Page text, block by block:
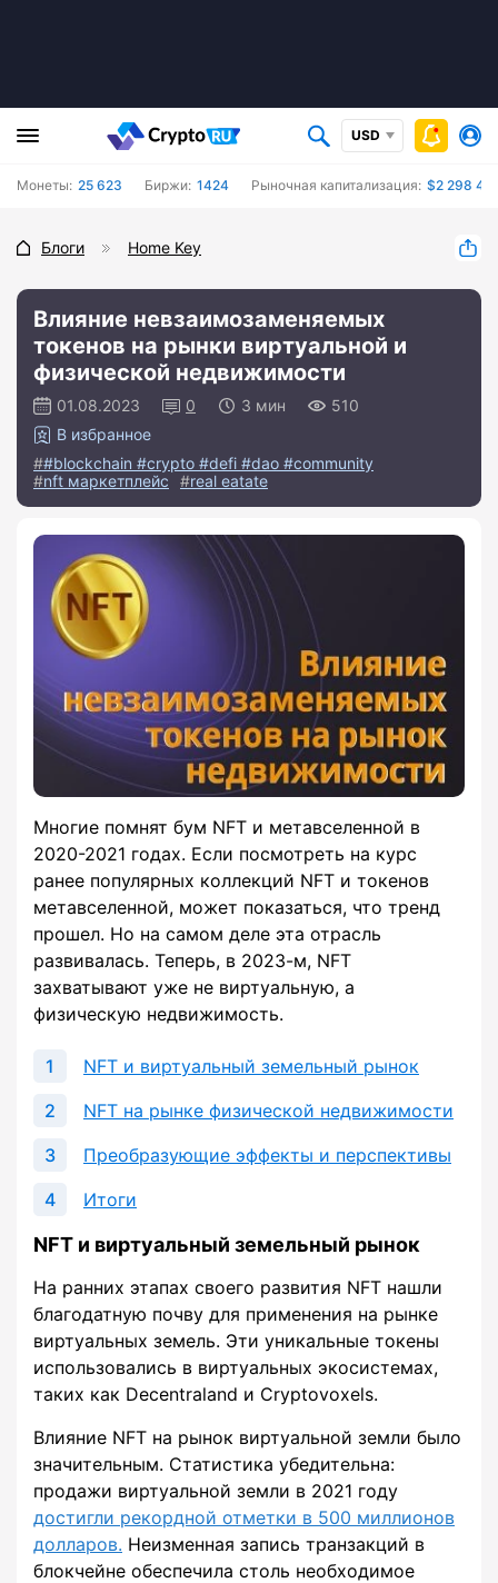
USD
Монеты: 25 623 Биржи: 1424 Рыночная капитализация: $2 298
Блоги Home Key
Влияние невзаимозаменяемых
токенов на рынки виртуальной и
физической недвижимости
01.08.2023 0 3 мин
510
В избранное
#blockchain #crypto #defi #dao #community
nft маркетплейс
real eatate
Многие помнят бум NFT и метавселенной в
2020-2021 годах. Если посмотреть на курс
ранее популярных коллекций NFT и токенов
метавселенной, может показаться, что тренд
прошел. Но на самом деле эта отрасль
развивалась. Теперь, в 2023-м, NFT
захватывают уже не виртуальную, а
физическую недвижимость.
NFT и виртуальный земельный рынок
NFT на рынке физической недвижимости
Преобразующие эффекты и перспективы
Итоги
NFT и виртуальный земельный рынок
На ранних этапах своего развития NFT нашли
благодатную почву для применения на рынке
виртуальных земель. Эти уникальные токены
использовались в виртуальных экосистемах,
таких как Decentraland и Cryptovoxels.
Влияние NFT на рынок виртуальной земли было
значительным. Статистика убедительна:
продажи виртуальной земли в 2021 году
достигли рекордной отметки в 500 миллионов
долларов. Неизменная запись транзакций в
блокчейне обеспечила столь необходимое